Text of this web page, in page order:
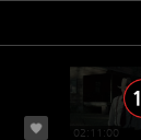
02:11:00